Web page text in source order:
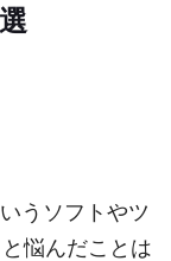
うソフトやツ
悩んだことは